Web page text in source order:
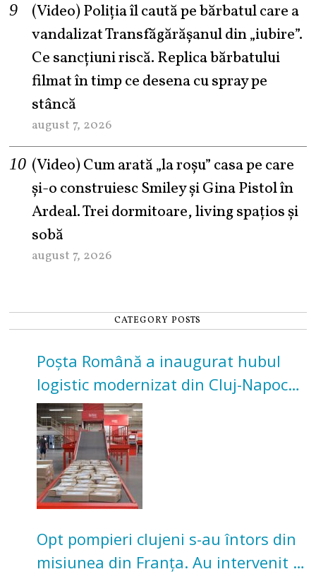
(Video) Poliția îl caută pe bărbatul care a
vandalizat Transfăgărășanul din „iubire”.
Ce sancțiuni riscă. Replica bărbatului
filmat în timp ce desena cu spray pe
stâncă
august 7, 2026
(Video) Cum arată „la roşu” casa pe care
şi-o construiesc Smiley şi Gina Pistol în
Ardeal. Trei dormitoare, living spațios și
sobă
august 7, 2026
CATEGORY POSTS
Poșta Română a inaugurat hubul
logistic modernizat din Cluj-Napoca.
Investiție de 3 milioane de euro
Opt pompieri clujeni s-au întors din
misiunea din Franța. Au intervenit la